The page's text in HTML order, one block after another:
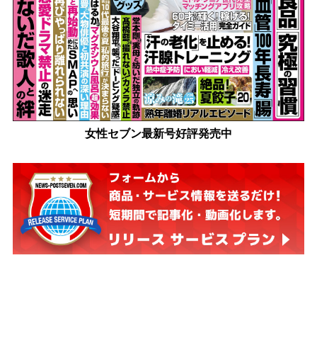
女性セブン最新号好評発売中